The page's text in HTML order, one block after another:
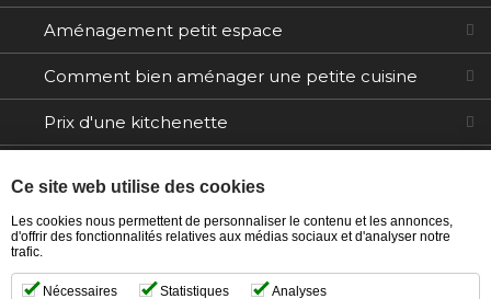
Aménagement petit espace
Comment bien aménager une petite cuisine
Prix d'une kitchenette
Tables / Chaises
Ce site web utilise des cookies
Les cookies nous permettent de personnaliser le contenu et les annonces,
d'offrir des fonctionnalités relatives aux médias sociaux et d'analyser notre
trafic.
Nécessaires Statistiques Analyses